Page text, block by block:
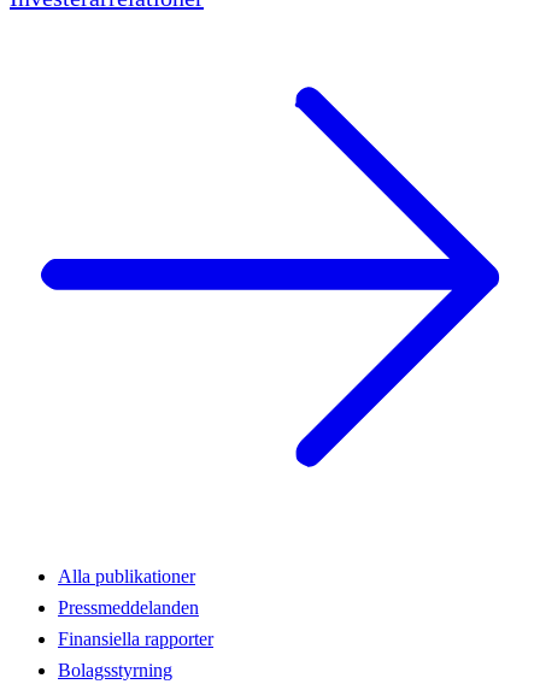
Alla publikationer
Pressmeddelanden
Finansiella rapporter
Bolagsstyrning